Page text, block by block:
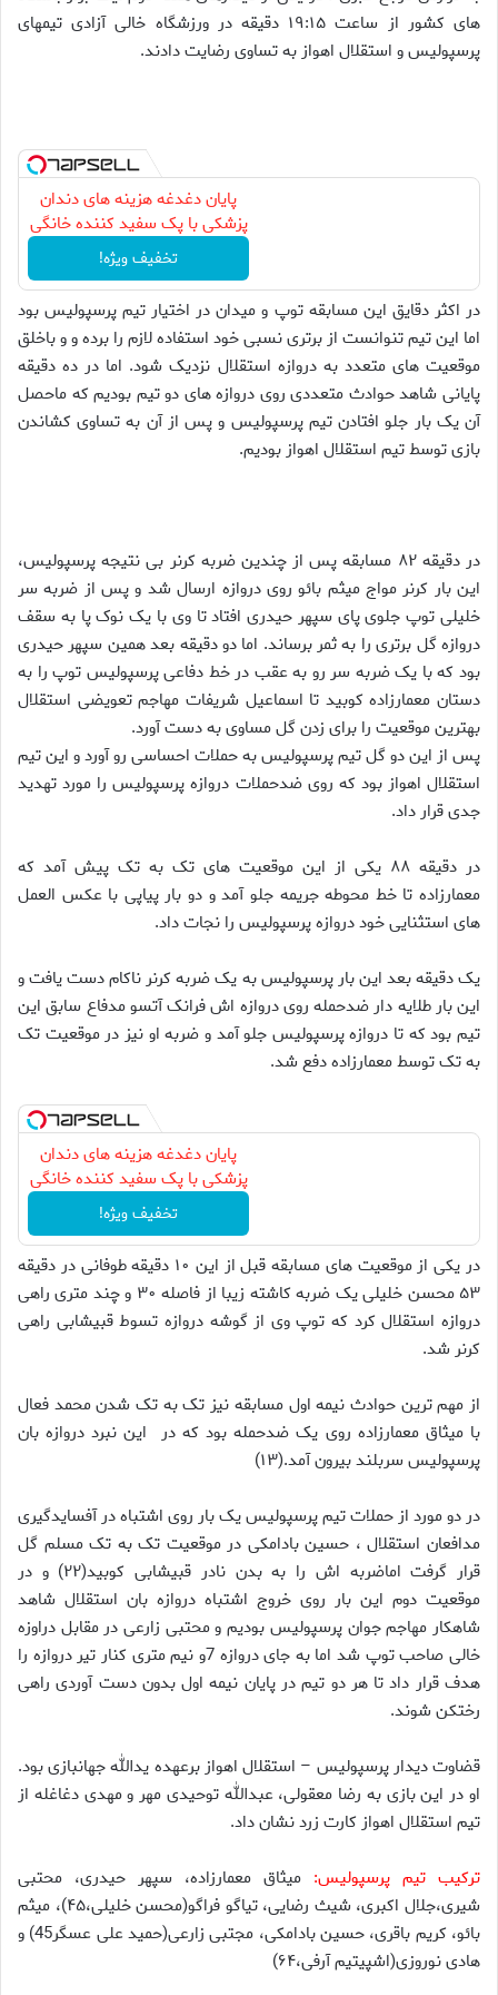
های کشور از ساعت ۱۹:۱۵ دقیقه در ورزشگاه خالی آزادی تیمهای
پرسپولیس و استقلال اهواز به تساوی رضایت دادند.
پایان دغدغه هزینه های دندان
پزشکی با پک سفید کننده خانگی
تخفیف ویژه!
در اکثر دقایق این مسابقه توپ و میدان در اختیار تیم پرسپولیس بود
اما این تیم تنوانست از برتری نسبی خود استفاده لازم را برده و و باخلق
موقعیت های متعدد به دروازه استقلال نزدیک شود. اما در ده دقیقه
پایانی شاهد حوادث متعددی روی دروازه های دو تیم بودیم که ماحصل
آن یک بار جلو افتادن تیم پرسپولیس و پس از آن به تساوی کشاندن
بازی توسط تیم استقلال اهواز بودیم.
در دقیقه ۸۲ مسابقه پس از چندین ضربه کرنر بی نتیجه پرسپولیس،
این بار کرنر مواج میثم بائو روی دروازه ارسال شد و پس از ضربه سر
خلیلی توپ جلوی پای سپهر حیدری افتاد تا وی با یک نوک پا به سقف
دروازه گل برتری را به ثمر برساند. اما دو دقیقه بعد همین سپهر حیدری
بود که با یک ضربه سر رو به عقب در خط دفاعی پرسپولیس توپ را به
دستان معمارزاده کوبید تا اسماعیل شریفات مهاجم تعویضی استقلال
بهترین موقعیت را برای زدن گل مساوی به دست آورد.
پس از این دو گل تیم پرسپولیس به حملات احساسی رو آورد و این تیم
استقلال اهواز بود که روی ضدحملات دروازه پرسپولیس را مورد تهدید
جدی قرار داد.
در دقیقه ۸۸ یکی از این موقعیت های تک به تک پیش آمد که
معمارزاده تا خط محوطه جریمه جلو آمد و دو بار پیاپی با عکس العمل
های استثنایی خود دروازه پرسپولیس را نجات داد.
یک دقیقه بعد این بار پرسپولیس به یک ضربه کرنر ناکام دست یافت و
این بار طلایه دار ضدحمله روی دروازه اش فرانک آتسو مدفاع سابق این
تیم بود که تا دروازه پرسپولیس جلو آمد و ضربه او نیز در موقعیت تک
به تک توسط معمارزاده دفع شد.
پایان دغدغه هزینه های دندان
پزشکی با پک سفید کننده خانگی
تخفیف ویژه!
در یکی از موقعیت های مسابقه قبل از این ۱۰ دقیقه طوفانی در دقیقه
۵۳ محسن خلیلی یک ضربه کاشته زیبا از فاصله ۳۰ و چند متری راهی
دروازه استقلال کرد که توپ وی از گوشه دروازه تسوط قبیشابی راهی
کرنر شد.
از مهم ترین حوادث نیمه اول مسابقه نیز تک به تک شدن محمد فعال
با میثاق معمارزاده روی یک ضدحمله بود که در این نبرد دروازه بان
پرسپولیس سربلند بیرون آمد.(۱۳)
در دو مورد از حملات تیم پرسپولیس یک بار روی اشتباه در آفسایدگیری
مدافعان استقلال ، حسین بادامکی در موقعیت تک به تک مسلم گل
قرار گرفت اماضربه اش را به بدن نادر قبیشابی کوبید(۲۲) و در
موقعیت دوم این بار روی خروج اشتباه دروازه بان استقلال شاهد
شاهکار مهاجم جوان پرسپولیس بودیم و محتبی زارعی در مقابل دراوزه
خالی صاحب توپ شد اما به جای دروازه 7و نیم متری کنار تیر دروازه را
هدف قرار داد تا هر دو تیم در پایان نیمه اول بدون دست آوردی راهی
رختکن شوند.
قضاوت دیدار پرسپولیس – استقلال اهواز برعهده یدالله جهانبازی بود.
او در این بازی به رضا معقولی، عبدالله توحیدی مهر و مهدی دغاغله از
تیم استقلال اهواز کارت زرد نشان داد.
ترکیب تیم پرسپولیس: میثاق معمارزاده، سپهر حیدری، محتبی
شیری،جلال اکبری، شیث رضایی، تیاگو فراگو(محسن خلیلی،۴۵)، میثم
بائو، کریم باقری، حسین بادامکی، مجتبی زارعی(حمید علی عسگر45) و
هادی نوروزی(اشپیتیم آرفی،۶۴)